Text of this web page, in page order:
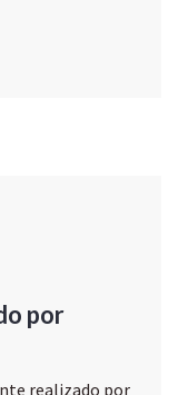
por
realizado por